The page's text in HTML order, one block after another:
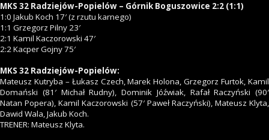
MKS 32 Radziejów-Popielów – Górnik Boguszowice 2:2 (1:1)
1:0 Jakub Koch 17′ (z rzutu karnego)
1:1 Grzegorz Pilny 23′
2:1 Kamil Kaczorowski 47′
2:2 Kacper Gojny 75′
MKS 32 Radziejów-Popielów:
Mateusz Kutryba – Łukasz Czech, Marek Holona, Grzegorz Furtok, Kamil
Domański (81′ Michał Rudny), Dominik Jóźwiak, Rafał Raczyński (90′
Natan Popera), Kamil Kaczorowski (57′ Paweł Raczyński), Mateusz Klyta,
Dawid Wala, Jakub Koch.
TRENER: Mateusz Klyta.